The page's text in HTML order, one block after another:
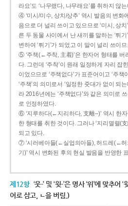
라요’도 ‘나무랬다, 나무래요’를 취하지 않
④ ‘미시/미수, 상치/상추’ 역시 발음의 변화
음으로 더 널리 쓰이고 있으므로 ‘미시, 상
른 두 동물 사이에서 난 새끼를 말하는 ‘튀기
변하여 ‘튀기’가 되었고 이 말이 널리 쓰이
⑤ ‘주책(←주착, 主着)’은 한자어 형태를 버
다. 그런데 ‘주착’이 원래 일정하게 자리 잡
이었으므로 ‘주책없다’가 표준어이고 ‘주책
‘주책’의 의미로서 ‘일정한 줏대가 없이 되
라 2016년에는 ‘주책없다’와 같은 의미로
로 인정하였다.
⑥ ‘지루하다(←지리하다, 支離--)’ 역시 한
한 형태를 취한 것이다. 그러나 ‘지리멸렬(支
되고 있다.
⑦ ‘시러베아들(←실업의아들), 허드레(←
기)’ 역시 변화된 후의 현실 발음을 반영한
제12항 ‘웃-’ 및 ‘윗-’은 명사 ‘위’에 맞추어
어로 삼고, ㄴ을 버림.)